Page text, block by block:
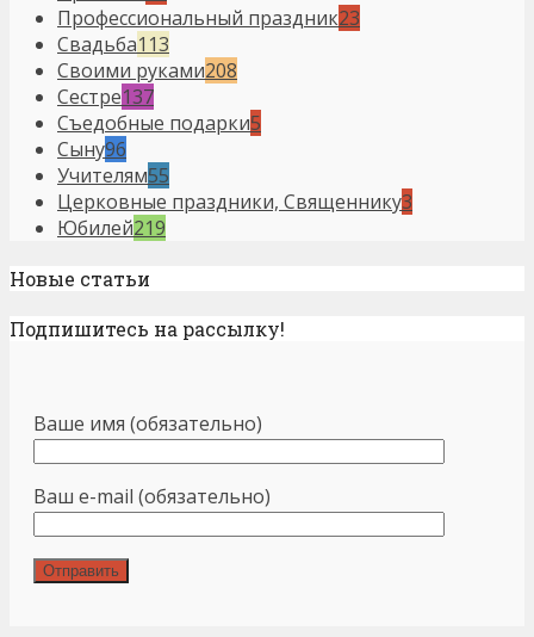
Профессиональный праздник23
Свадьба113
Своими руками208
Сестре137
Съедобные подарки5
Сыну96
Учителям55
Церковные праздники, Священнику3
Юбилей219
Новые статьи
Подпишитесь на рассылку!
Ваше имя (обязательно)
Ваш e-mail (обязательно)